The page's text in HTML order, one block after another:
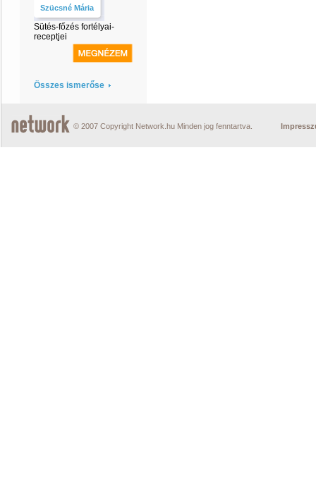
Szücsné Mária
Sütés-főzés fortélyai-
receptjei
Összes ismerőse
© 2007 Copyright Network.hu Minden jog fenntartva.